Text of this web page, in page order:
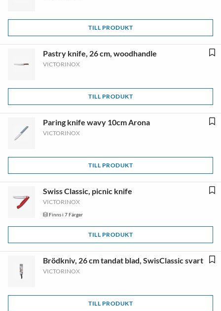
TILL PRODUKT
Pastry knife, 26 cm, woodhandle
VICTORINOX
TILL PRODUKT
Paring knife wavy 10cm Arona
VICTORINOX
TILL PRODUKT
Swiss Classic, picnic knife
VICTORINOX
Finns i 7 Färger
TILL PRODUKT
Brödkniv, 26 cm tandat blad, SwisClassic svart
VICTORINOX
TILL PRODUKT